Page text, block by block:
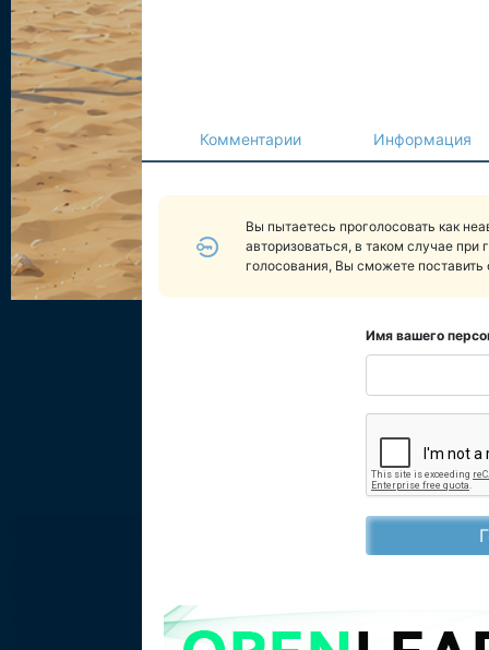
Комментарии Информация
Вы пытаетесь проголосовать как
авторизоваться, в таком случае при
голосования, Вы сможете поставить
Имя вашего